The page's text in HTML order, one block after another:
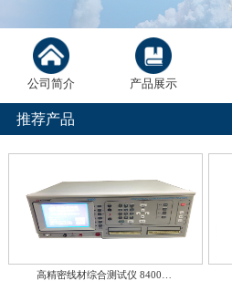
公司简介 产品展示
推荐产品
高精密线材综合测试仪 8400…